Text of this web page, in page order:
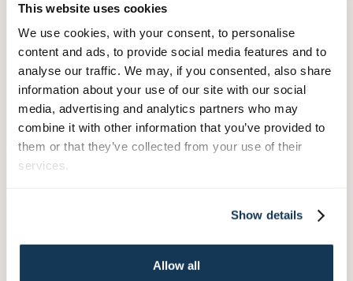
This website uses cookies
We use cookies, with your consent, to personalise
content and ads, to provide social media features and to
analyse our traffic. We may, if you consented, also share
information about your use of our site with our social
media, advertising and analytics partners who may
combine it with other information that you’ve provided to
them or that they’ve collected from your use of their
services.
Show details
Allow all
Hälsingegatan 49
113 31 Stockholm
Postadress:
Box 3020, 103 61 Stockholm
Våra tjänster
Äldreboende
Nära Vård